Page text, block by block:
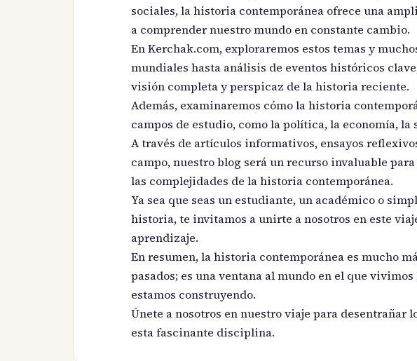
sociales, la historia contemporánea ofrece una
a comprender nuestro mundo en constante cambio.
En Kerchak.com, exploraremos estos temas y
mundiales hasta análisis de eventos históricos
visión completa y perspicaz de la historia reciente.
Además, examinaremos cómo la historia
campos de estudio, como la política, la economía,
A través de artículos informativos, ensayos
campo, nuestro blog será un recurso invaluable
las complejidades de la historia contemporánea.
Ya sea que seas un estudiante, un académico o
historia, te invitamos a unirte a nosotros en este
aprendizaje.
En resumen, la historia contemporánea es mucho
pasados; es una ventana al mundo en el que
estamos construyendo.
Únete a nosotros en nuestro viaje para desentrañar
esta fascinante disciplina.